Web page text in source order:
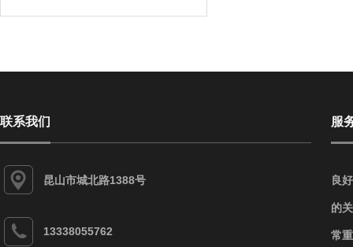
联系我们
昆山市城北路1388号
13338055762
服
良
的
常